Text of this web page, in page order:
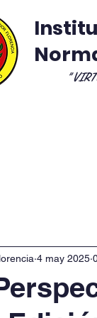
"
4 may 2025